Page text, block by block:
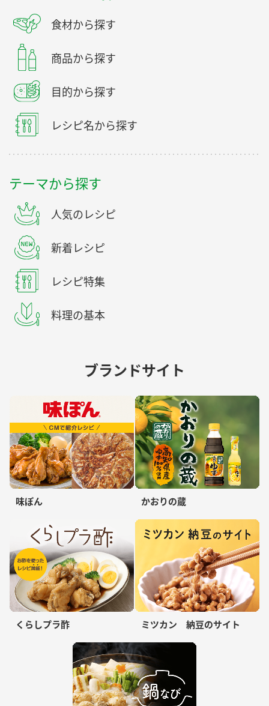
食材から探す
商品から探す
目的から探す
レシピ名から探す
テーマから探す
人気のレシピ
新着レシピ
レシピ特集
料理の基本
ブランドサイト
味ぽん かおりの蔵
くらしプラ酢 ミツカン 納豆のサイト